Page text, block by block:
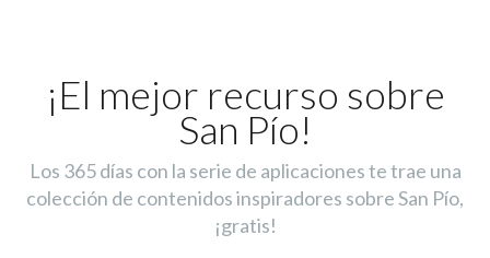
¡El mejor recurso sobre
San Pío!
Los 365 días con la serie de aplicaciones te trae una
colección de contenidos inspiradores sobre San Pío,
¡gratis!